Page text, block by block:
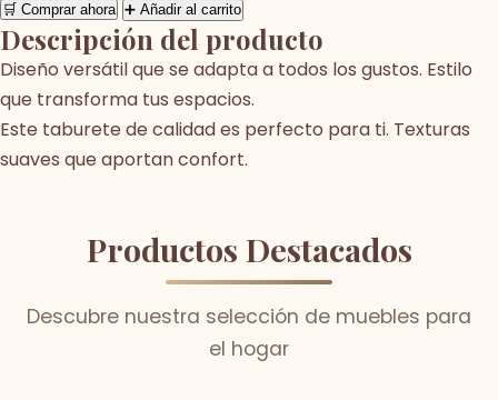
🛒 Comprar ahora ➕ Añadir al carrito
Descripción del producto
Diseño versátil que se adapta a todos los gustos. Estilo
que transforma tus espacios.
Este taburete de calidad es perfecto para ti. Texturas
suaves que aportan confort.
Productos Destacados
Descubre nuestra selección de muebles para
el hogar